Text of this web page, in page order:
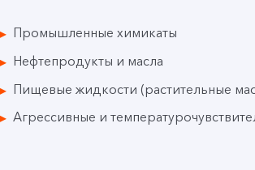
Промышленные химикаты
Нефтепродукты и масла
Пищевые жидкости (растительные
Агрессивные и